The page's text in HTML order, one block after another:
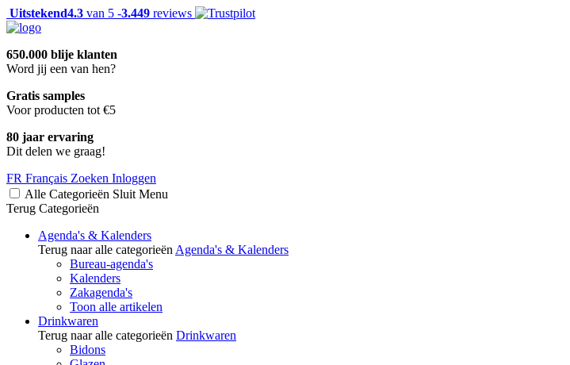
Uitstekend4.3 van 5 -3.449 reviews
650.000 blije klanten
Word jij een van hen?
Gratis samples
Voor producten tot €5
80 jaar ervaring
Dit delen we graag!
FR Français Zoeken Inloggen
Alle Categorieën Sluit Menu
Terug Categorieën
Agenda's & Kalenders
Terug naar alle categorieën Agenda's & Kalenders
Bureau-agenda's
Kalenders
Zakagenda's
Toon alle artikelen
Drinkwaren
Terug naar alle categorieën Drinkwaren
Bidons